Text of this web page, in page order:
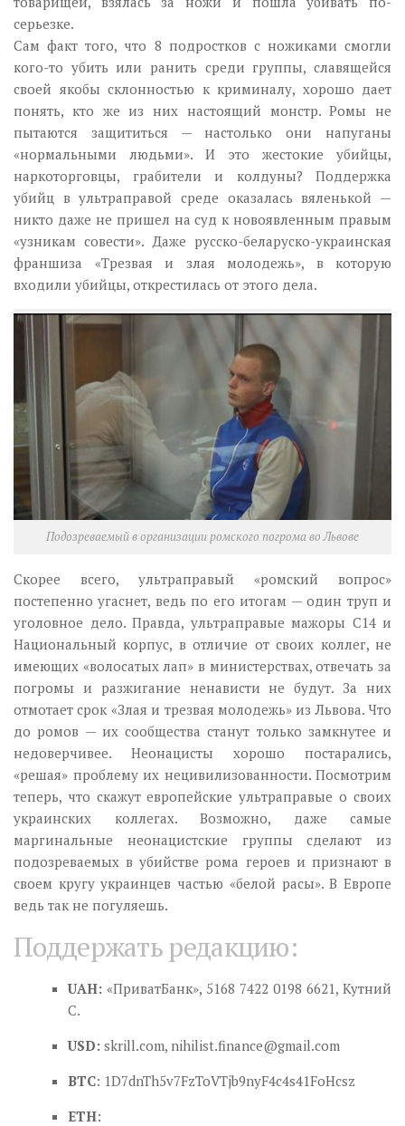
серьезке.
Сам факт того, что 8 подростков с ножиками смогли
кого-то убить или ранить среди группы, славящейся
своей якобы склонностью к криминалу, хорошо дает
понять, кто же из них настоящий монстр. Ромы не
пытаются защититься — настолько они напуганы
«нормальными людьми». И это жестокие убийцы,
наркоторговцы, грабители и колдуны? Поддержка
убийц в ультраправой среде оказалась вяленькой —
никто даже не пришел на суд к новоявленным правым
«узникам совести». Даже русско-беларуско-украинская
франшиза «Трезвая и злая молодежь», в которую
входили убийцы, открестилась от этого дела.
Подозреваемый в организации ромского погрома во Львове
Скорее всего, ультраправый «ромский вопрос»
постепенно угаснет, ведь по его итогам — один труп и
уголовное дело. Правда, ультраправые мажоры С14 и
Национальный корпус, в отличие от своих коллег, не
имеющих «волосатых лап» в министерствах, отвечать за
погромы и разжигание ненависти не будут. За них
отмотает срок «Злая и трезвая молодежь» из Львова. Что
до ромов — их сообщества станут только замкнутее и
недоверчивее. Неонацисты хорошо постарались,
«решая» проблему их нецивилизованности. Посмотрим
теперь, что скажут европейские ультраправые о своих
украинских коллегах. Возможно, даже самые
маргинальные неонацистские группы сделают из
подозреваемых в убийстве рома героев и признают в
своем кругу украинцев частью «белой расы». В Европе
ведь так не погуляешь.
Поддержать редакцию:
UAH: «ПриватБанк», 5168 7422 0198 6621, Кутний
С.
USD: skrill.com, nihilist.finance@gmail.com
BTC: 1D7dnTh5v7FzToVTjb9nyF4c4s41FoHcsz
ETH: